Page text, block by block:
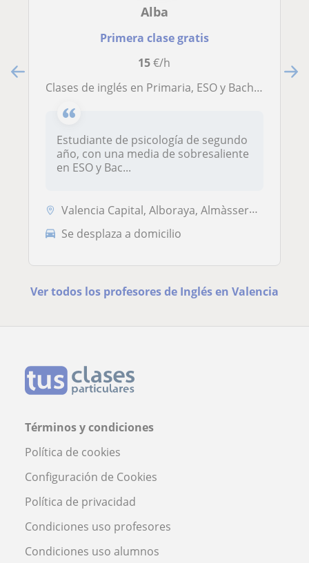
Alba
Primera clase gratis
15€/h
Clases de inglés en Primaria, ESO y Bachillerato en un amplio horario según las necesidades individuales
Estudiante de psicología de segundo
año, con una media de sobresaliente
en ESO y Bac...
Valencia Capital, Alboraya, Almàssera, Tavernes Blanques
Se desplaza a domicilio
Ver todos los profesores de Inglés en Valencia
Términos y condiciones
Política de cookies
Configuración de Cookies
Política de privacidad
Condiciones uso profesores
Condiciones uso alumnos